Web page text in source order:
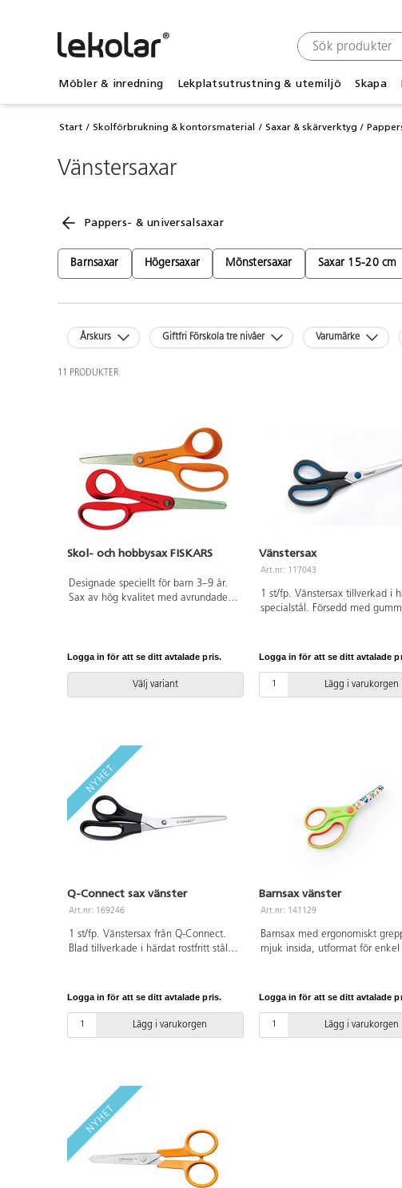
Möbler & inredning Lekplatsutrustning & utemiljö Skapa
Start Skolförbrukning & kontorsmaterial Saxar & skärverktyg
Vänstersaxar
Pappers- & universalsaxar
Barnsaxar Högersaxar Mönstersaxar Saxar 15-20 cm
Årskurs Giftfri Förskola tre nivåer Varumärke
11 PRODUKTER
Skol- och hobbysax FISKARS
Designade speciellt för barn 3–9 år.
Sax av hög kvalitet med avrundade
Logga in för att se ditt avtalade pris.
Välj variant
Vänstersax
Art.nr: 117043
1 st/fp. Vänstersax tillverkad i
specialstål. Försedd med
Logga in för att se ditt avtalade
Lägg i varukorgen
Q-Connect sax vänster
Art.nr: 169246
1 st/fp. Vänstersax från Q-Connect.
Blad tillverkade i härdat rostfritt stål.
blad (upp till skruv): 9 cm.
Logga in för att se ditt avtalade pris.
Lägg i varukorgen
Barnsax vänster
Art.nr: 141129
Barnsax med ergonomiskt
mjuk insida, utformat för enkel
Blad av rostfritt specialhärdat
Logga in för att se ditt avtalade
Lägg i varukorgen